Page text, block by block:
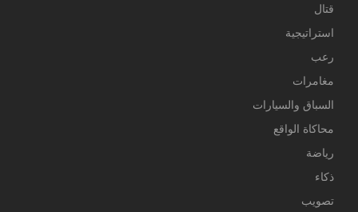
قتال
استراتيجية
رعب
مغامرات
السباق والسيارات
محاكاة الواقع
رياضة
ذكاء
تصويب